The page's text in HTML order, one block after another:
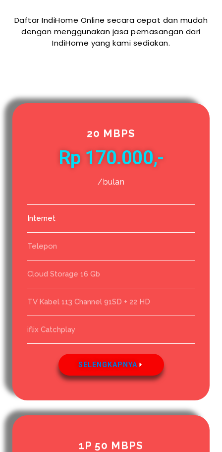
Daftar IndiHome Online secara cepat dan mudah
dengan menggunakan jasa pemasangan dari
IndiHome yang kami sediakan.
20 MBPS
Rp 170.000,-
/bulan
Internet
Telepon
Cloud Storage 16 Gb
TV Kabel 113 Channel 91SD + 22 HD
iflix Catchplay
SELENGKAPNYA
1P 50 MBPS